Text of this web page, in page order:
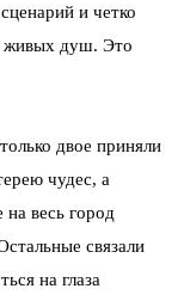
и четко
живых душ. Это
двое приняли
чудес, а
весь город
связали
на глаза